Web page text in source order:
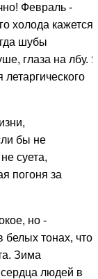
Февраль -
холода кажется
шубы
глаза на лбу.
бы не
суета,
погоня за
но -
белых тонах, что
Зима
людей в